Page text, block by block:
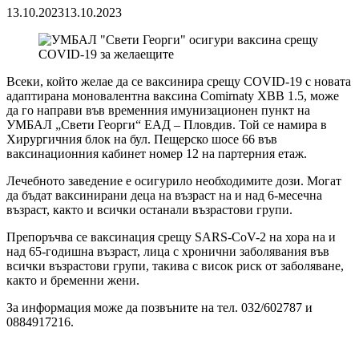
13.10.202313.10.2023
Всеки, който желае да се ваксинира срещу COVID-19 с новата
адаптирана моновалентна ваксина Comirnaty XBB 1.5, може
да го направи във временния имунизационен пункт на
УМБАЛ „Свети Георги“ ЕАД – Пловдив. Той се намира в
Хирургичния блок на бул. Пещерско шосе 66 във
ваксинационния кабинет номер 12 на партерния етаж.
Лечебното заведение е осигурило необходимите дози. Могат
да бъдат ваксинирани деца на възраст на и над 6-месечна
възраст, както и всички останали възрастови групи.
Препоръчва се ваксинация срещу SARS-CoV-2 на хора на и
над 65-годишна възраст, лица с хронични заболявания във
всички възрастови групи, такива с висок риск от заболяване,
както и бременни жени.
За информация може да позвъните на тел. 032/602787 и
0884917216.